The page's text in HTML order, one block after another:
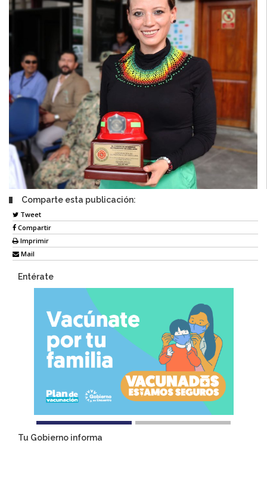
Comparte esta publicación:
Tweet
Compartir
Imprimir
Mail
Entérate
Tu Gobierno informa